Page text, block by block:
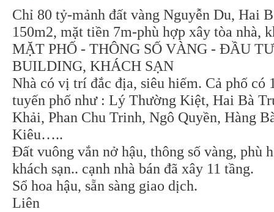
Chỉ 80 tỷ-mảnh đất vàng Nguyễn Du, Hai
150m2, mặt tiền 7m-phù hợp xây tòa nhà,
MẶT PHỐ - THÔNG SỐ VÀNG - ĐẦU
BUILDING, KHÁCH SẠN
Nhà có vị trí đắc địa, siêu hiếm. Cả phố có
tuyến phố như : Lý Thường Kiệt, Hai Bà
Khải, Phan Chu Trinh, Ngô Quyền, Hàng
Kiêu…..
Đất vuông vắn nở hậu, thông số vàng, phù
khách sạn.. cạnh nhà bán đã xây 11 tầng.
Sổ hoa hậu, sẵn sàng giao dịch.
Liên